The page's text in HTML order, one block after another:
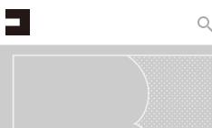
search